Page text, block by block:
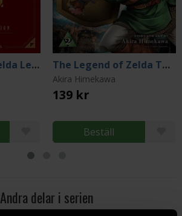
The Legend of Zelda Legendary Edition Vol 2: Oracle of Seasons, Oracle of Ages The Legend of Zelda Twilight Princess Vol 2
Akira Himekawa
139 kr
Beställ
Andra delar i serien